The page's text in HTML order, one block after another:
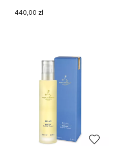
440,00 zł